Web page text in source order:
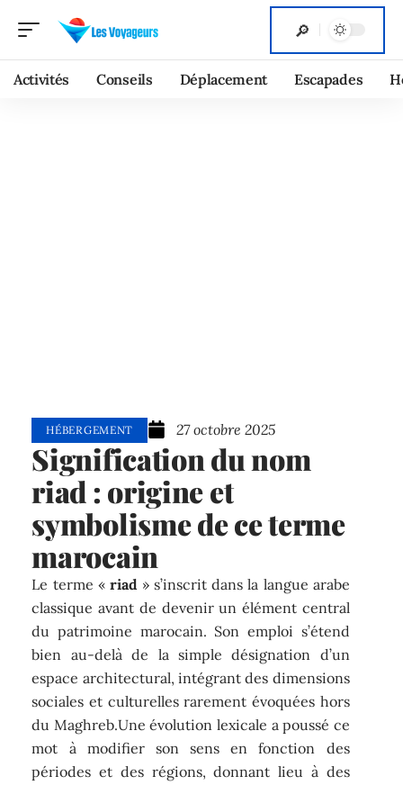
Activités Conseils Déplacement Escapades
HÉBERGEMENT 27 octobre 2025
Signification du nom
riad : origine et
symbolisme de ce terme
marocain
Le terme « riad» s’inscrit dans la langue arabe
classique avant de devenir un élément central
du patrimoine marocain. Son emploi s’étend
bien au-delà de la simple désignation d’un
espace architectural, intégrant des dimensions
sociales et culturelles rarement évoquées hors
du Maghreb.Une évolution lexicale a poussé ce
mot à modifier son sens en fonction des
périodes et des régions, donnant lieu à des